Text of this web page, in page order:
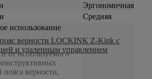
Эргономичная
Средняя
использование
от используемого
пояса верности,